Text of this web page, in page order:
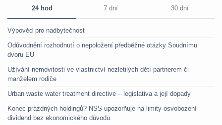
24 hod 7 dní 30 dní
Výpověď pro nadbytečnost
Odůvodnění rozhodnutí o nepoložení předběžné otázky Soudnímu
dvoru EU
Užívání nemovitosti ve vlastnictví nezletilých dětí partnerem či
manželem rodiče
Urban waste water treatment directive – legislativa a její dopady
Konec prázdných holdingů? NSS upozorňuje na limity osvobození
dividend bez ekonomického důvodu